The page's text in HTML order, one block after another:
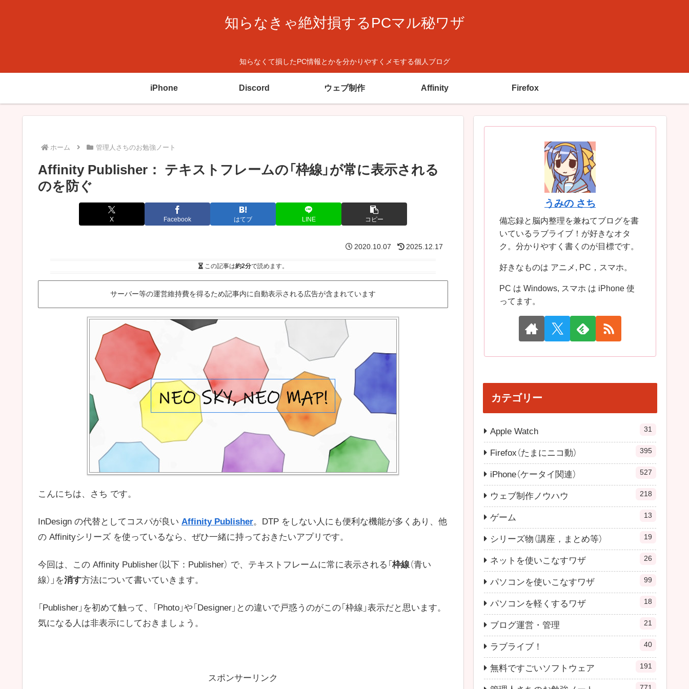
知らなきゃ絶対損するPCマル秘ワザ
知らなくて損したPC情報とかを分かりやすくメモする個人ブログ
iPhone Discord ウェブ制作 Affinity Firefox
ホーム 管理人さちのお勉強ノート
Affinity Publisher： テキストフレームの「枠線」が常に表示される
のを防ぐ
X Facebook はてブ LINE コピー
2020.10.07 2025.12.17
この記事は約2分で読めます。
サーバー等の運営維持費を得るため記事内に自動表示される広告が含まれています
こんにちは、さち です。
InDesign の代替としてコスパが良い Affinity Publisher。DTP をしない人にも便利な機能が多くあり、他
の Affinityシリーズ を使っているなら、ぜひ一緒に持っておきたいアプリです。
今回は、この Affinity Publisher（以下：Publisher） で、テキストフレームに常に表示される「 枠線（青い
線）」を消す方法について書いていきます。
「Publisher」を初めて触って、「Photo」や「Designer」との違いで戸惑うのがこの「枠線」表示だと思います。
気になる人は非表示にしておきましょう。
スポンサーリンク
うみの さち
備忘録と脳内整理を兼ねてブログを書
いているラブライブ！が好きなオタ
ク。分かりやすく書くのが目標です。
好きなものは アニメ, PC，スマホ。
PC は Windows, スマホ は iPhone 使
ってます。
カテゴリー
Apple Watch 31
Firefox（たまにニコ動） 395
iPhone（ケータイ関連） 527
ウェブ制作ノウハウ 218
ゲーム 13
シリーズ物（講座，まとめ等） 19
ネットを使いこなすワザ 26
パソコンを使いこなすワザ 99
パソコンを軽くするワザ 18
ブログ運営・管理 21
ラブライブ！ 40
無料ですごいソフトウェア 191